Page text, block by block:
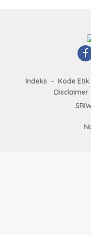
Indeks Kode Etik
Disclaimer